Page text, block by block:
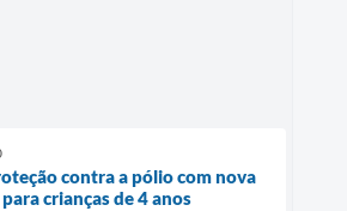
contra a pólio com nova
crianças de 4 anos